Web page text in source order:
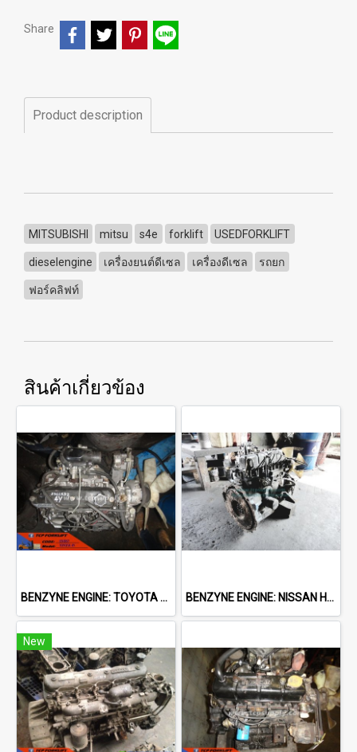
Share
Product description
MITSUBISHI mitsu s4e forklift USEDFORKLIFT
dieselengine เครื่องยนต์ดีเซล เครื่องดีเซล รถยก
ฟอร์คลิฟท์
สินค้าเกี่ยวข้อง
BENZYNE ENGINE: TOYOTA 4Y BENZYNE ENGINE: NISSAN H25
New